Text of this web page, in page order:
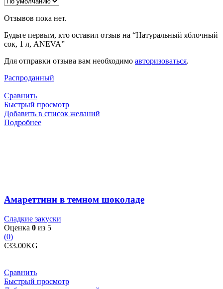
Отзывов пока нет.
Будьте первым, кто оставил отзыв на “Натуральный яблочный
сок, 1 л, ANEVA”
Для отправки отзыва вам необходимо авторизоваться.
Распроданный
Сравнить
Быстрый просмотр
Добавить в список желаний
Подробнее
Амареттини в темном шоколаде
Сладкие закуски
Оценка 0 из 5
(0)
€33.00KG
Сравнить
Быстрый просмотр